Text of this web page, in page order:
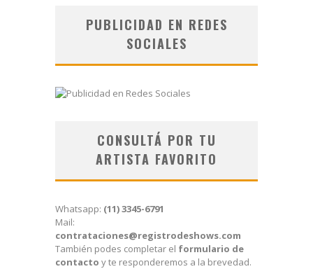
PUBLICIDAD EN REDES
SOCIALES
CONSULTÁ POR TU
ARTISTA FAVORITO
Whatsapp: (11) 3345-6791
Mail:
contrataciones@registrodeshows.com
También podes completar el formulario de
contacto y te responderemos a la brevedad.